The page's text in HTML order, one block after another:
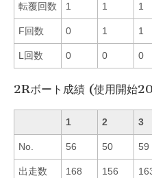
転覆回数 1 1 1
F回数 0 1 1
L回数 0 0 0
2Rボート成績 (使用開始
1 2 3
No. 56 50 59
出走数 168 156